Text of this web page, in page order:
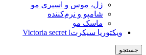
ژل، موس و اسپری مو
شامپو و نرم‌کننده
ماسک مو
ویکتوریا سیکرتVictoria secret l
جستجو